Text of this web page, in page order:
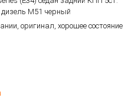
дизель M51 черный
оригинал, хорошее состояние